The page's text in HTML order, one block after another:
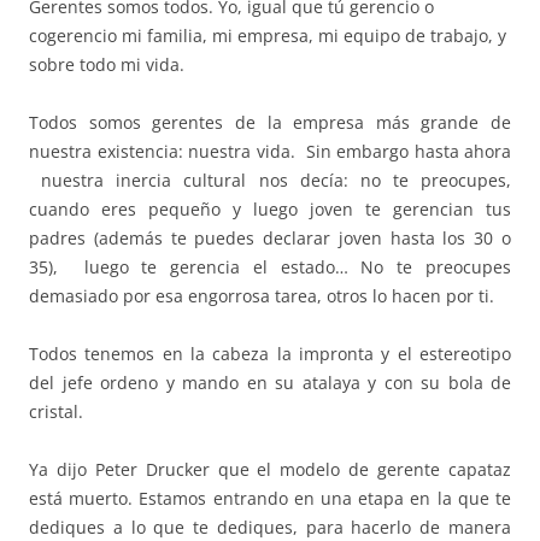
Gerentes somos todos. Yo, igual que tú gerencio o
cogerencio mi familia, mi empresa, mi equipo de trabajo, y
sobre todo mi vida.
Todos somos gerentes de la empresa más grande de
nuestra existencia: nuestra vida. Sin embargo hasta ahora
nuestra inercia cultural nos decía: no te preocupes,
cuando eres pequeño y luego joven te gerencian tus
padres (además te puedes declarar joven hasta los 30 o
35), luego te gerencia el estado… No te preocupes
demasiado por esa engorrosa tarea, otros lo hacen por ti.
Todos tenemos en la cabeza la impronta y el estereotipo
del jefe ordeno y mando en su atalaya y con su bola de
cristal.
Ya dijo Peter Drucker que el modelo de gerente capataz
está muerto. Estamos entrando en una etapa en la que te
dediques a lo que te dediques, para hacerlo de manera